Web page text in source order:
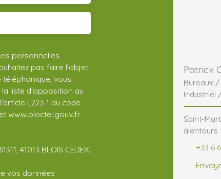
personnelles
pas faire l'objet
vous
liste d'opposition au
L223-1 du code
www.bloctel.gouv.fr
41013 BLOIS CEDEX.
vos données
Patrick
Bureaux
Industriel
Saint-
alentours
+33 6